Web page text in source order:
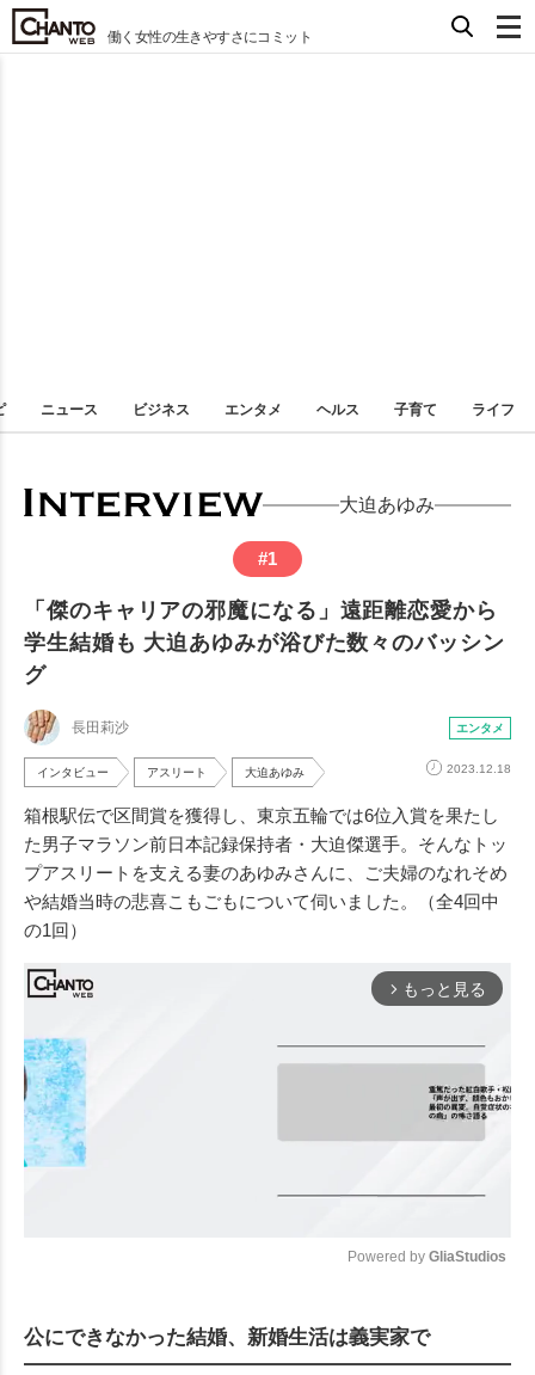
働く女性の生きやすさにコミット
ニュース ビジネス エンタメ ヘルス 子育て ライフ
大迫あゆみ
#1
「傑のキャリアの邪魔になる」遠距離恋愛から
学生結婚も 大迫あゆみが浴びた数々のバッシン
グ
長田莉沙 エンタメ
インタビュー アスリート 大迫あゆみ 2023.12.18
箱根駅伝で区間賞を獲得し、東京五輪では6位入賞を果たし
た男子マラソン前日本記録保持者・大迫傑選手。そんなトッ
プアスリートを支える妻のあゆみさんに、ご夫婦のなれそめ
や結婚当時の悲喜こもごもについて伺いました。（全4回中
の1回）
arrow_forward_ios もっと見る
Powered by GliaStudios
公にできなかった結婚、新婚生活は義実家で